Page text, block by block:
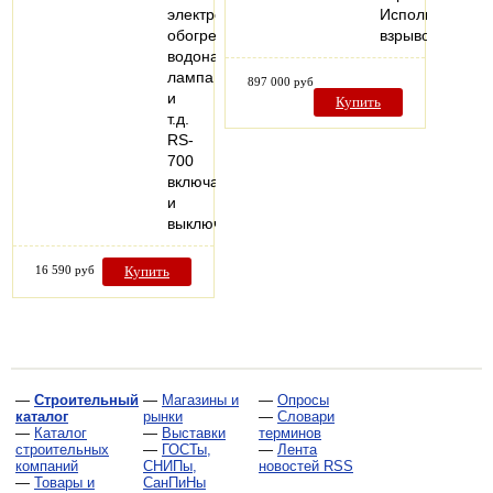
электроприбор:
обогреватель,
водонагреватель,
лампа
и
т.д.
RS-
700
включает
и
выключает…
16 590 руб Купить
Исполнение:
897 000 руб
Купить
— Строительный
каталог
— Каталог
строительных
компаний
— Товары и
— Магазины и
рынки
— Выставки
— ГОСТы,
СНИПы,
СанПиНы
— Опросы
— Словари
терминов
— Лента
новостей RSS